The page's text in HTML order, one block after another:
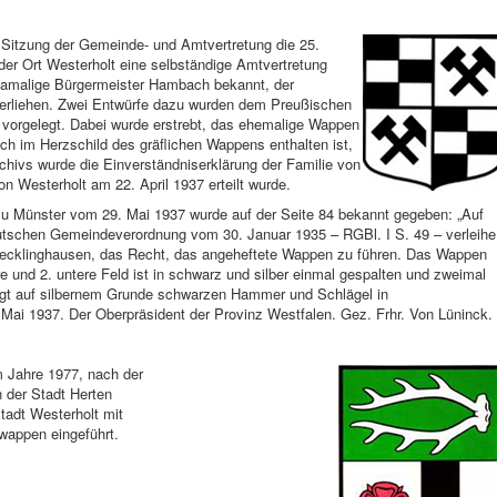
der Gemeinde- und Amtvertretung die 25.
Ort Westerholt eine selbständige Amtvertretung
Bürgermeister Hambach bekannt, der
Zwei Entwürfe dazu wurden dem Preußischen
Dabei wurde erstrebt, das ehemalige Wappen
im Herzschild des gräflichen Wappens enthalten ist,
wurde die Einverständniserklärung der Familie von
Westerholt am 22. April 1937 erteilt wurde.
Münster vom 29. Mai 1937 wurde auf der Seite 84 bekannt gegeben: „Auf
Gemeindeverordnung vom 30. Januar 1935 – RGBl. I S. 49 – verleihe
das Recht, das angeheftete Wappen zu führen. Das Wappen
und 2. untere Feld ist in schwarz und silber einmal gespalten und zweimal
auf silbernem Grunde schwarzen Hammer und Schlägel in
1937. Der Oberpräsident der Provinz Westfalen. Gez. Frhr. Von Lüninck.
Jahre 1977, nach der
der Stadt Herten
Westerholt mit
eingeführt.